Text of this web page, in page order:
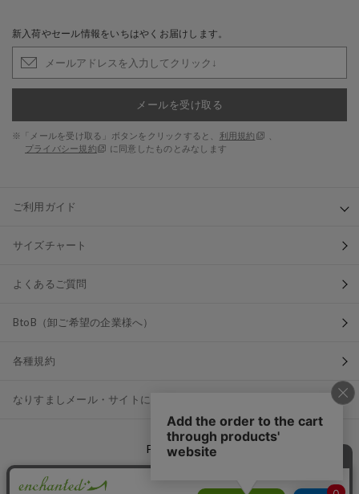
新入荷やセール情報をいちはやくお届けします。
メールを受け取る
※「メールを受け取る」ボタンをクリックすると、 利用規約
プライバシー規約
に同意したものとみなします
ご利用ガイド
サイズチャート
よくあるご質問
BtoB（卸ご希望の企業様へ）
各種規約
なりすましメール・サイトにご注意ください
FOLLOW US